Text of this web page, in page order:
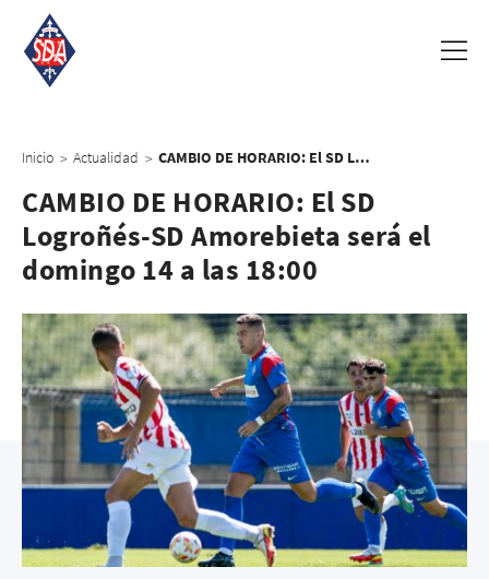
Inicio > Actualidad > CAMBIO DE HORARIO: El SD Logroñés-SD Amorebieta será el domingo 14 a las 18:00
CAMBIO DE HORARIO: El SD
Logroñés-SD Amorebieta será el
domingo 14 a las 18:00